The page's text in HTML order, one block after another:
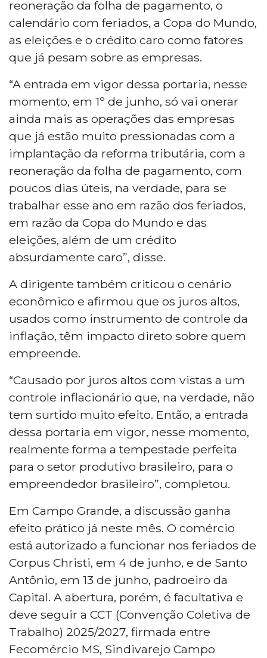
reoneração da folha de pagamento, o
calendário com feriados, a Copa do Mundo,
as eleições e o crédito caro como fatores
que já pesam sobre as empresas.
“A entrada em vigor dessa portaria, nesse
momento, em 1º de junho, só vai onerar
ainda mais as operações das empresas
que já estão muito pressionadas com a
implantação da reforma tributária, com a
reoneração da folha de pagamento, com
poucos dias úteis, na verdade, para se
trabalhar esse ano em razão dos feriados,
em razão da Copa do Mundo e das
eleições, além de um crédito
absurdamente caro”, disse.
A dirigente também criticou o cenário
econômico e afirmou que os juros altos,
usados como instrumento de controle da
inflação, têm impacto direto sobre quem
empreende.
“Causado por juros altos com vistas a um
controle inflacionário que, na verdade, não
tem surtido muito efeito. Então, a entrada
dessa portaria em vigor, nesse momento,
realmente forma a tempestade perfeita
para o setor produtivo brasileiro, para o
empreendedor brasileiro”, completou.
Em Campo Grande, a discussão ganha
efeito prático já neste mês. O comércio
está autorizado a funcionar nos feriados de
Corpus Christi, em 4 de junho, e de Santo
Antônio, em 13 de junho, padroeiro da
Capital. A abertura, porém, é facultativa e
deve seguir a CCT (Convenção Coletiva de
Trabalho) 2025/2027, firmada entre
Fecomércio MS, Sindivarejo Campo